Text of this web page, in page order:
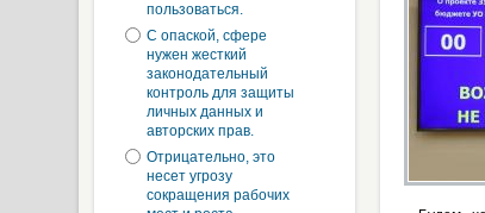
пользоваться.
С опаской, сфере
нужен жесткий
законодательный
контроль для защиты
личных данных и
авторских прав.
Отрицательно, это
несет угрозу
сокращения рабочих